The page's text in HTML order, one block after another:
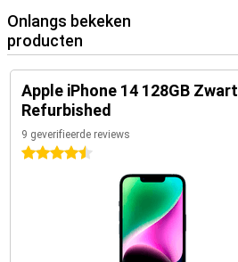
Onlangs bekeken
producten
Apple iPhone 14 128GB Zwart
Refurbished
9 geverifieerde reviews
4.5 sterren